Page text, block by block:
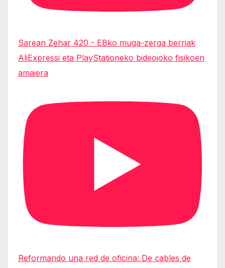
Sarean Zehar 420 - EBko muga-zerga berriak
AliExpressi eta PlayStationeko bideojoko fisikoen
amaiera
Reformando una red de oficina: De cables de